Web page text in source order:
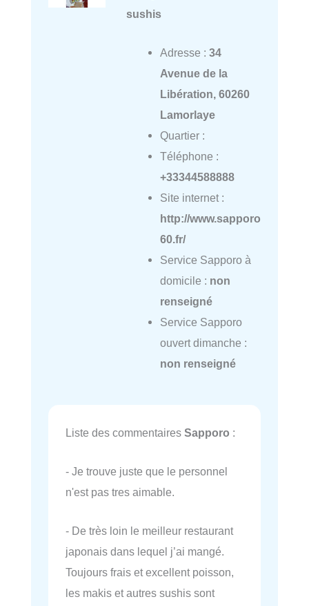
sushis
Adresse : 34
Avenue de la
Libération, 60260
Lamorlaye
Quartier :
Téléphone :
+33344588888
Site internet :
http://www.sapporo
60.fr/
Service Sapporo à
domicile : non
renseigné
Service Sapporo
ouvert dimanche :
non renseigné
Liste des commentaires Sapporo :
- Je trouve juste que le personnel
n'est pas tres aimable.
- De très loin le meilleur restaurant
japonais dans lequel j’ai mangé.
Toujours frais et excellent poisson,
les makis et autres sushis sont